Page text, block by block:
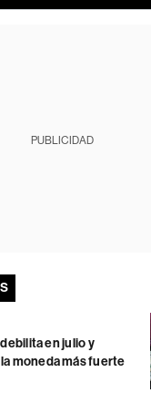
PUBLICIDAD
en julio y
moneda más fuerte